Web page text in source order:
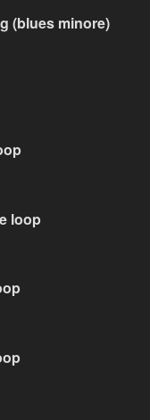
(blues minore)
loop